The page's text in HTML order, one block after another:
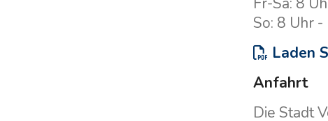
So: 8 Uhr
Laden
Anfahrt
Die Stadt